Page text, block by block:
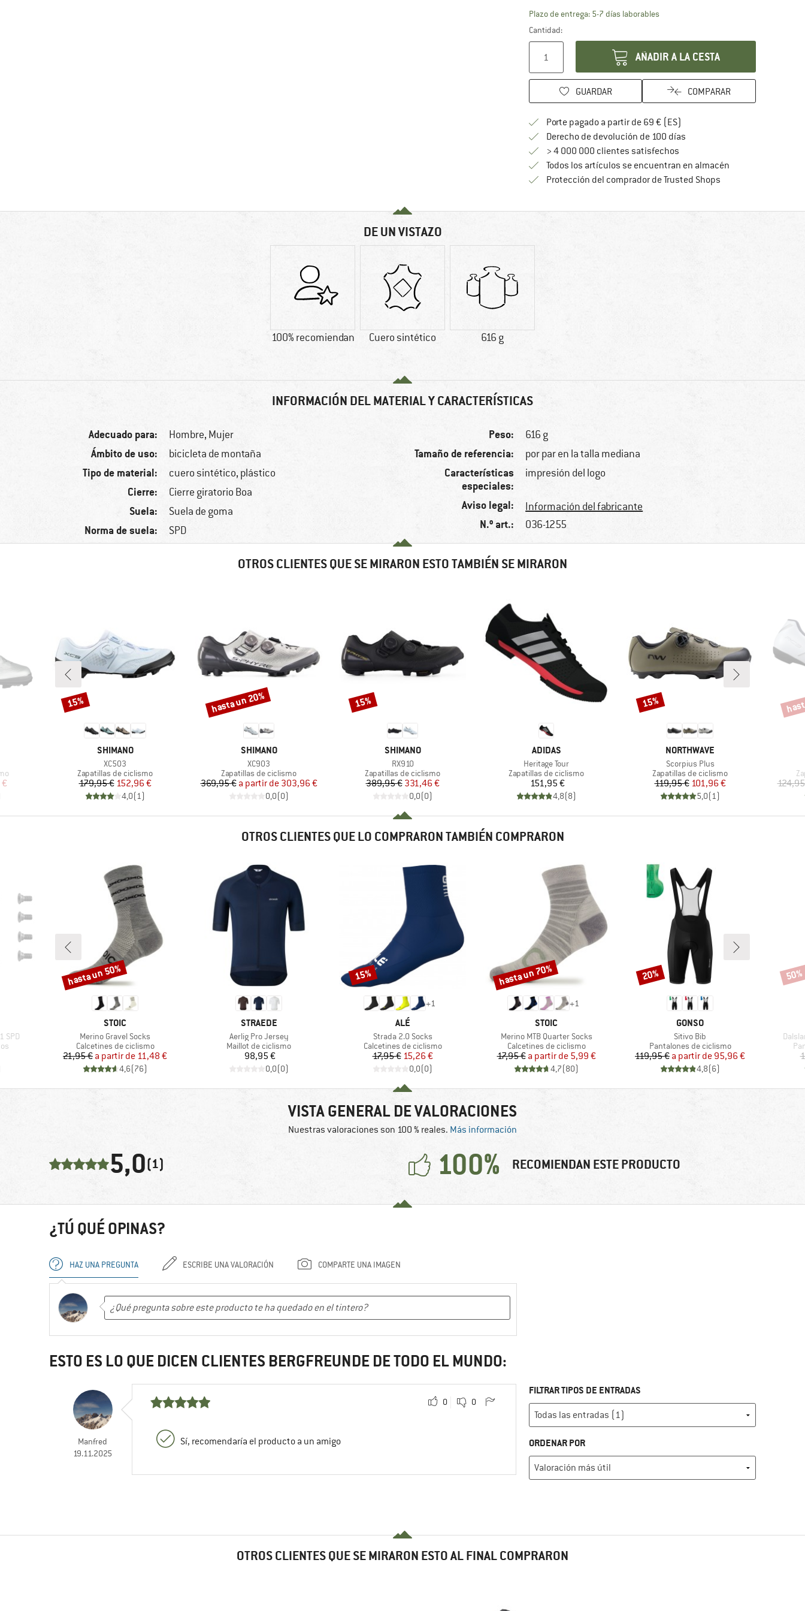
Plazo de entrega: 5-7 días laborablesEl enlace se abre en una ventana de
Cantidad:
AÑADIR A LA CESTA
GUARDAR COMPARAR
Porte pagado a partir de 69 € (ES)
Derecho de devolución de 100 díasvaya a la política de
> 4 000 000 clientes satisfechos
Todos los artículos se encuentran en almacén
Protección del comprador de Trusted Shops¡toda la información
DE UN VISTAZO
100% recomiendan Cuero sintético 616 g
INFORMACIÓN DEL MATERIAL Y CARACTERÍSTICAS
Adecuado para: Hombre, Mujer
Ámbito de uso: bicicleta de montaña
Tipo de material: cuero sintético, plástico
Cierre: Cierre giratorio Boa
Suela: Suela de goma
Norma de suela: SPD
Peso: 616 g
Tamaño de referencia: por par en la talla mediana
Características
especiales:
impresión del logo
Aviso legal: Información del fabricante
N.º art.: 036-1255
OTROS CLIENTES QUE SE MIRARON ESTO TAMBIÉN SE MIRARON
MARCA
SHIMANO
Artículo
XC503
Product group
Zapatillas de ciclismo
Precio
179,95 €Precio reducido
152,96 €
4,0(1)
Descuento
15%
MARCA
SHIMANO
Artículo
XC903
Product group
Zapatillas de ciclismo
Precio
369,95 € Precio reducido
a partir de 303,96 €
0,0(0)
Descuento
hasta un 20%
MARCA
SHIMANO
Artículo
RX910
Product group
Zapatillas de ciclismo
Precio
389,95 €Precio reducido
331,46 €
0,0(0)
Descuento
15%
MARCA
ADIDAS
Artículo
Heritage Tour
Product group
Zapatillas de ciclismo
Precio
151,95 €
4,8(8)
MARCA
NORTHWAVE
Artículo
Scorpius Plus
Product group
Zapatillas de ciclismo
Precio
119,95 €Precio reducido
101,96 €
5,0(1)
Descuento
15%
OTROS CLIENTES QUE LO COMPRARON TAMBIÉN COMPRARON
SPD
MARCA
STOIC
Artículo
Merino Gravel Socks
Product group
Calcetines de ciclismo
Precio
21,95 € Precio reducido
a partir de 11,48 €
4,6(76)
Descuento
hasta un 50%
MARCA
STRAEDE
Artículo
Aerlig Pro Jersey
Product group
Maillot de ciclismo
Precio
98,95 €
0,0(0)
+1
MARCA
ALÉ
Artículo
Strada 2.0 Socks
Product group
Calcetines de ciclismo
Precio
17,95 € Precio reducido
15,26 €
0,0(0)
Descuento
15%
+1
MARCA
STOIC
Artículo
Merino MTB Quarter Socks
Product group
Calcetines de ciclismo
Precio
17,95 € Precio reducido
a partir de 5,99 €
4,7(80)
Descuento
hasta un 70%
MARCA
GONSO
Artículo
Sitivo Bib
Product group
Pantalones de ciclismo
Precio
119,95 € Precio reducido
a partir de 95,96 €
4,8(6)
Descuento
20% 50%
VISTA GENERAL DE VALORACIONES
Nuestras valoraciones son 100 % reales. Más información
5,0(1) 100% RECOMIENDAN ESTE PRODUCTO
¿TÚ QUÉ OPINAS?
HAZ UNA PREGUNTA ESCRIBE UNA VALORACIÓN COMPARTE UNA IMAGEN
ESTO ES LO QUE DICEN CLIENTES BERGFREUNDE DE TODO EL MUNDO:
Manfred
19.11.2025
0 0
Sí, recomendaría el producto a un amigo
FILTRAR TIPOS DE ENTRADAS
ORDENAR POR
OTROS CLIENTES QUE SE MIRARON ESTO AL FINAL COMPRARON